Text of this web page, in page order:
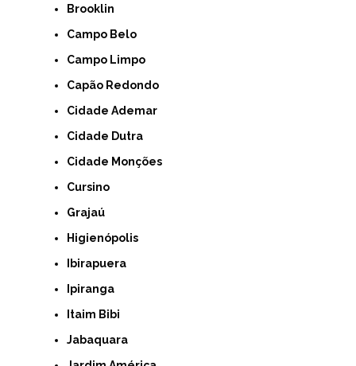
Brooklin
Campo Belo
Campo Limpo
Capão Redondo
Cidade Ademar
Cidade Dutra
Cidade Monções
Cursino
Grajaú
Higienópolis
Ibirapuera
Ipiranga
Itaim Bibi
Jabaquara